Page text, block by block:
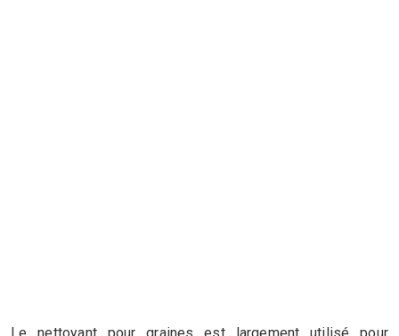
Le nettoyant pour graines est largement utilisé pour